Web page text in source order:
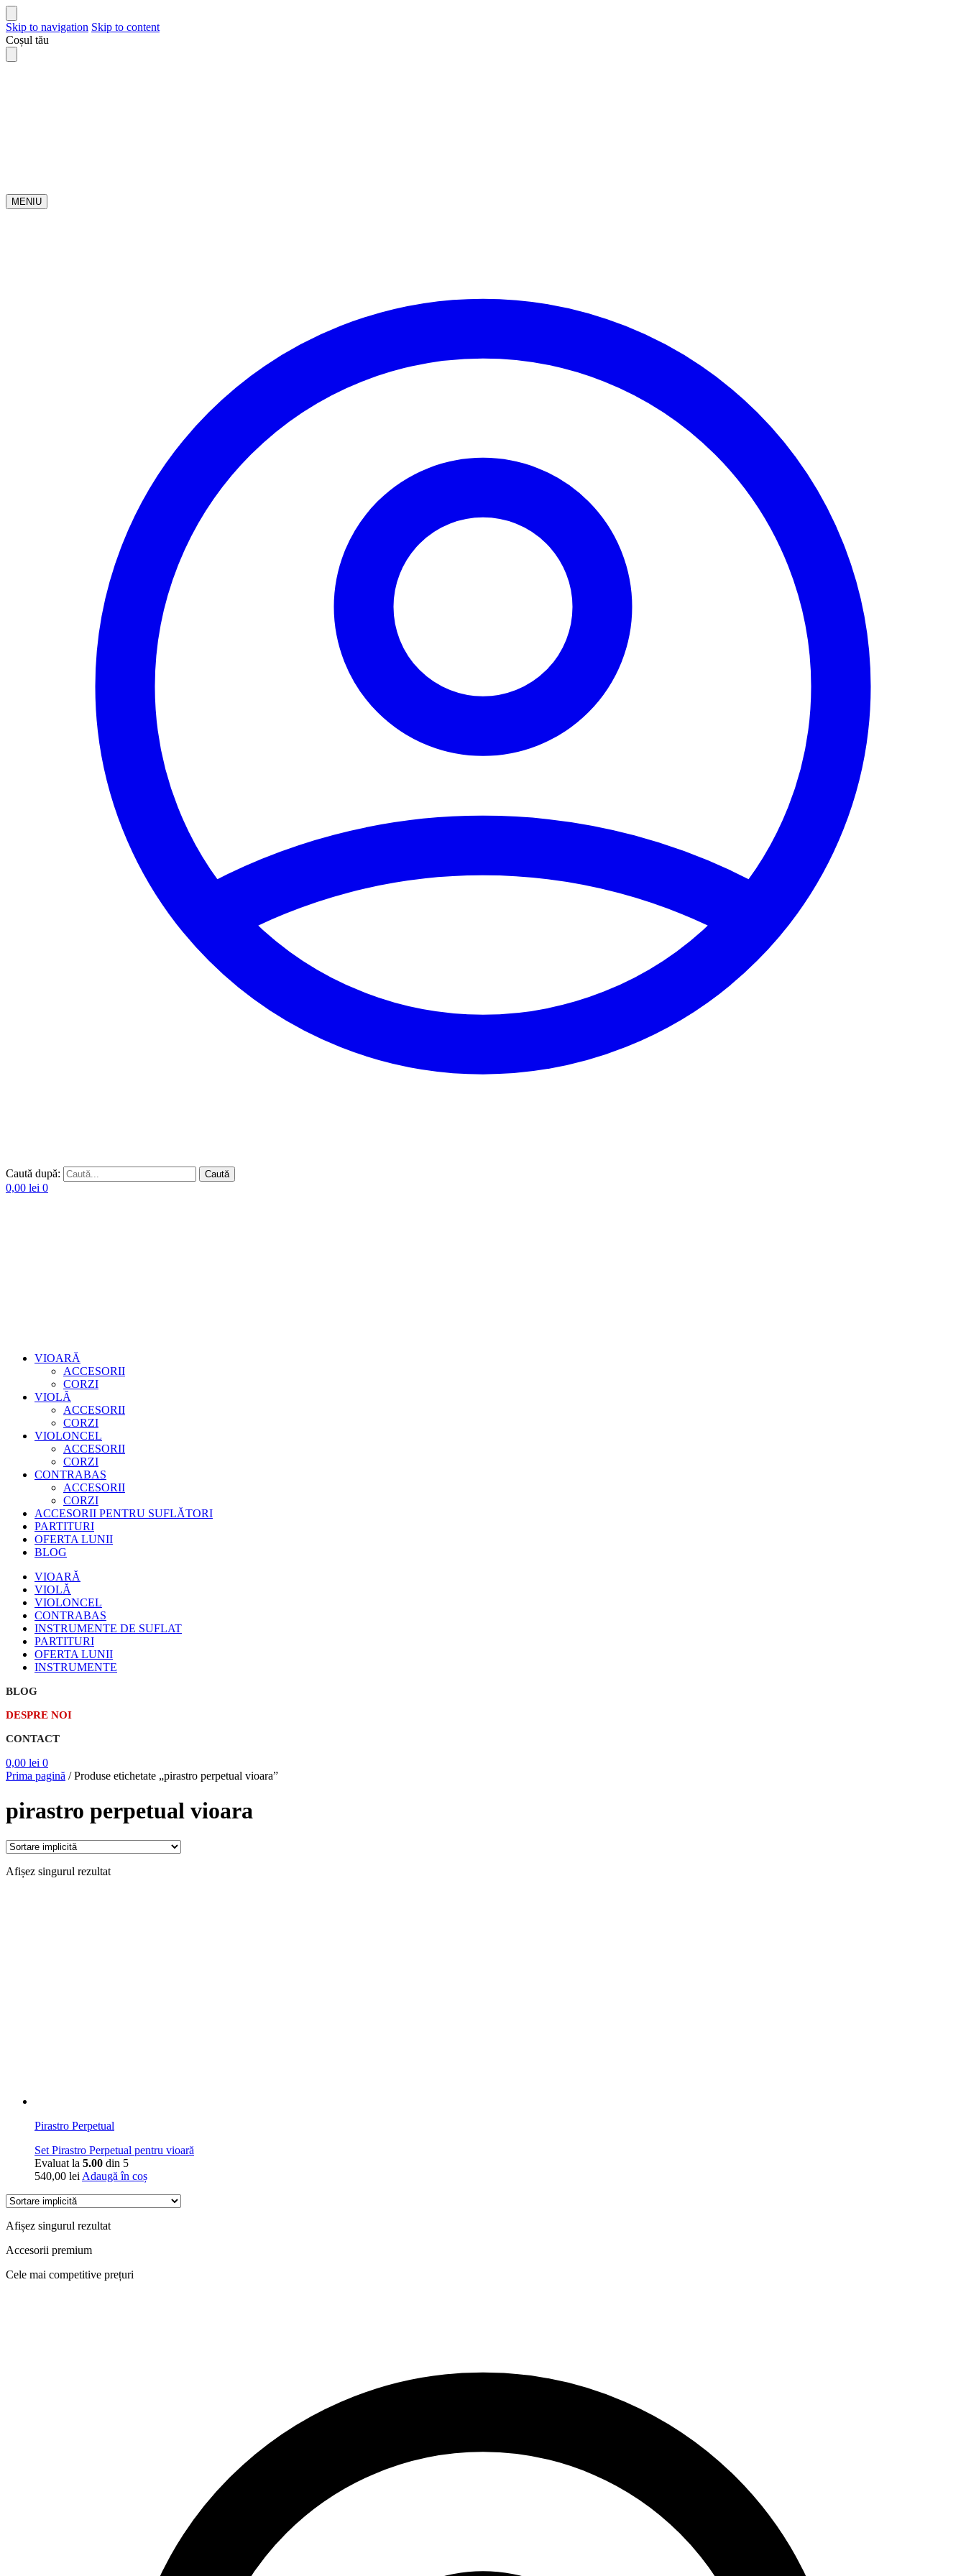
Skip to navigation Skip to content
Coșul tău
MENIU
Caută după: Caută
0,00 lei 0
VIOARĂ
ACCESORII
CORZI
VIOLĂ
ACCESORII
CORZI
VIOLONCEL
ACCESORII
CORZI
CONTRABAS
ACCESORII
CORZI
ACCESORII PENTRU SUFLĂTORI
PARTITURI
OFERTA LUNII
BLOG
VIOARĂ
VIOLĂ
VIOLONCEL
CONTRABAS
INSTRUMENTE DE SUFLAT
PARTITURI
OFERTA LUNII
INSTRUMENTE
BLOG
DESPRE NOI
CONTACT
0,00 lei 0
Prima pagină /Produse etichetate „pirastro perpetual vioara”
pirastro perpetual vioara
Afișez singurul rezultat
Pirastro Perpetual
Set Pirastro Perpetual pentru vioară
Evaluat la 5.00 din 5
540,00 lei Adaugă în coș
Afișez singurul rezultat
Accesorii premium
Cele mai competitive prețuri